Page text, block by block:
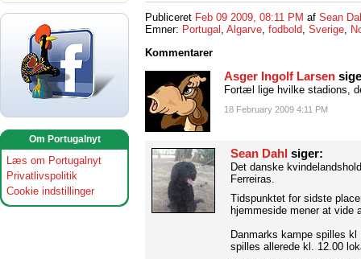
Om Portugalnyt
Læs om Portugalnyt
Privatlivspolitik
Cookie indstillinger
Publiceret Feb 09 2009, 08:11 PM af Sean
Emner: Portugal , Algarve, fodbold, Sverige,
Kommentarer
Asger Ingolf Larsen
Fortæl lige hvilke stadions,
18 February 2009 4:11 PM
Sean Dahl siger:
Det danske
Ferreiras.
Tidspunktet for sidste
hjemmeside mener at vide
Danmarks kampe spilles
spilles allerede kl. 12.00